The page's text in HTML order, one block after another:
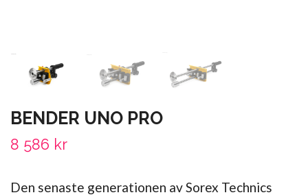
BENDER UNO PRO
8 586 kr
Den senaste generationen av Sorex Technics